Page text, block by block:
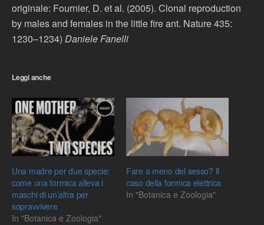
originale: Fournier, D. et al. (2005). Clonal reproduction
by males and females in the little fire ant. Nature 435:
1230–1234) Daniele Fanelli
Leggi anche
Una madre per due specie:
come una formica alleva i
maschi di un’altra per
sopravvivere
In "Botanica e Zoologia"
Fare a meno del sesso? Il
caso della formica elettrica
In "Botanica e Zoologia"